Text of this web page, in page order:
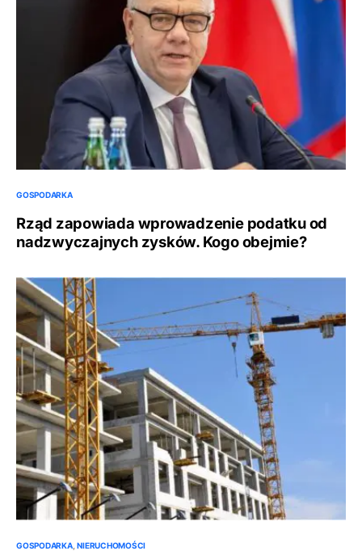
GOSPODARKA
Rząd zapowiada wprowadzenie podatku od
nadzwyczajnych zysków. Kogo obejmie?
GOSPODARKA NIERUCHOMOŚCI